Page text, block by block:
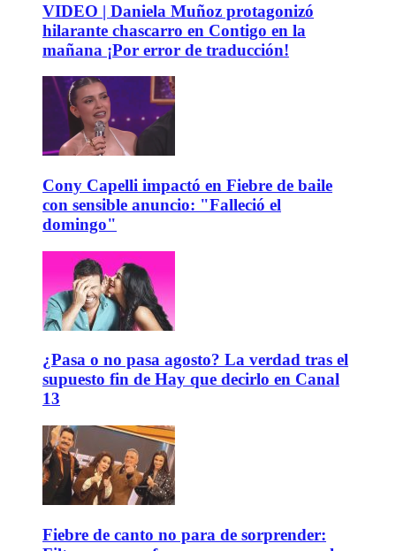
VIDEO | Daniela Muñoz protagonizó
hilarante chascarro en Contigo en la
mañana ¡Por error de traducción!
Cony Capelli impactó en Fiebre de baile
con sensible anuncio: "Falleció el
domingo"
¿Pasa o no pasa agosto? La verdad tras el
supuesto fin de Hay que decirlo en Canal
13
Fiebre de canto no para de sorprender: